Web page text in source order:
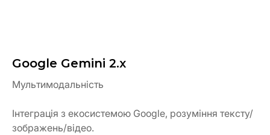
Google Gemini 2.x
Мультимодальність
Інтеграція з екосистемою Google, розуміння тексту/
зображень/відео.